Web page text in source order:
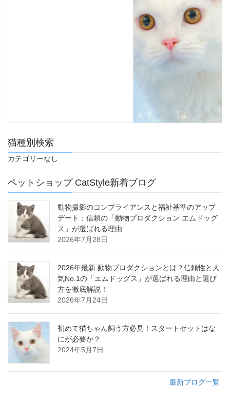
猫種別検索
カテゴリーなし
ペットショップ CatStyle新着ブログ
動物撮影のコンプライアンスと福祉基準のアップ
デート：信頼の「動物プロダクション エムドッグ
ス」が選ばれる理由
2026年7月28日
2026年最新 動物プロダクションとは？信頼性と人
気No.1の「エムドッグス」が選ばれる理由と選び
方を徹底解説！
2026年7月24日
初めて猫ちゃん飼う方必見！スタートセットはな
にが必要か？
2024年5月7日
最新ブログ一覧